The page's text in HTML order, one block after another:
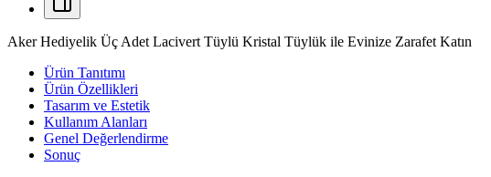
Aker Hediyelik Üç Adet Lacivert Tüylü Kristal Tüylük ile Evinize Zarafet Katın
Ürün Tanıtımı
Ürün Özellikleri
Tasarım ve Estetik
Kullanım Alanları
Genel Değerlendirme
Sonuç